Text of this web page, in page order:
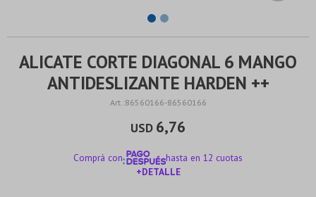
ALICATE CORTE DIAGONAL 6 MANGO
ANTIDESLIZANTE HARDEN ++
86560166-86560166
USD 6,76
Comprá con
hasta en 12 cuotas
+DETALLE